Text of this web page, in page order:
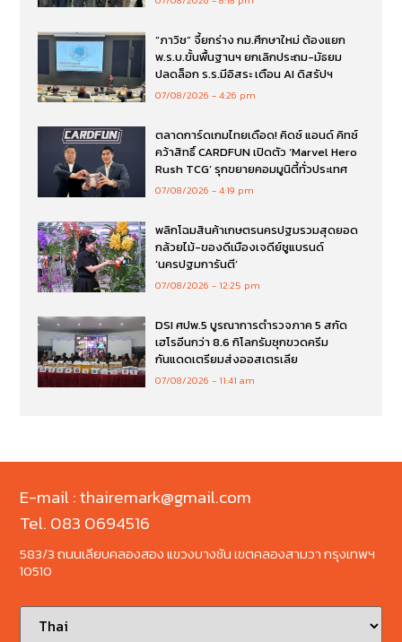
“ภาวิช” จี้ยกร่าง กม.ศึกษาใหม่ ต้องแยก
พ.ร.บ.ขั้นพื้นฐานฯ ยกเลิกประถม-มัธยม
ปลดล็อก ร.ร.มีอิสระ เตือน AI ดิสรัปฯ
07/08/2026 4:26 pm
ตลาดการ์ดเกมไทยเดือด! คิดซ์ แอนด์ คิทซ์
คว้าสิทธิ์ CARDFUN เปิดตัว ‘Marvel Hero
Rush TCG’ รุกขยายคอมมูนิตี้ทั่วประเทศ
07/08/2026 4:19 pm
พลิกโฉมสินค้าเกษตรนครปฐมรวมสุดยอด
กล้วยไม้-ของดีเมืองเจดีย์ชูแบรนด์
‘นครปฐมการันตี’
07/08/2026 12:25 pm
DSI ศปพ.5 บูรณาการตำรวจภาค 5 สกัด
เฮโรอีนกว่า 8.6 กิโลกรัมซุกขวดครีม
กันแดดเตรียมส่งออสเตรเลีย
07/08/2026 11:41 am
E-mail : thairemark@gmail.com
Tel. 083 0694516
583/3 ถนนเลียบคลองสอง แขวงบางชัน เขตคลองสามวา กรุงเทพฯ
10510